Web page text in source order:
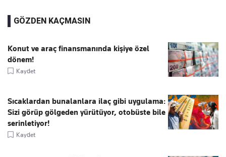
GÖZDEN KAÇMASIN
Konut ve araç finansmanında kişiye özel
dönem!
Kaydet
Sıcaklardan bunalanlara ilaç gibi uygulama:
Sizi görüp gölgeden yürütüyor, otobüste bile
serinletiyor!
Kaydet